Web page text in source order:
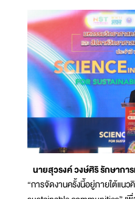
นายสุวรงค์ วงษ์ศิริ รักษากา
“การจัดงานครั้งนี้อยู่ภายใต้แน